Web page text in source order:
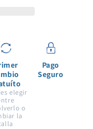
elegir
o
la
Pago
Seguro